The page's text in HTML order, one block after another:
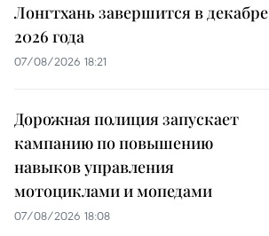
Лонгтхань завершится в декабре
2026 года
07/08/2026 18:21
Дорожная полиция запускает
кампанию по повышению
навыков управления
мотоциклами и мопедами
07/08/2026 18:08